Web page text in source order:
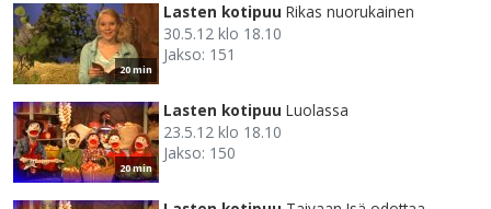
20 min
Lasten kotipuu Rikas nuorukainen
30.5.12 klo 18.10
Jakso: 151
20 min
Lasten kotipuu Luolassa
23.5.12 klo 18.10
Jakso: 150